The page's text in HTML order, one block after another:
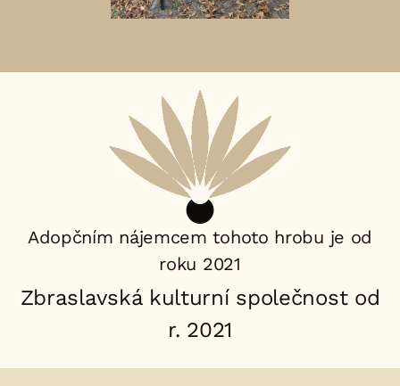
nájemce:
Adopčním nájemcem tohoto hrobu je od
roku 2021
Zbraslavská kulturní společnost od
r. 2021